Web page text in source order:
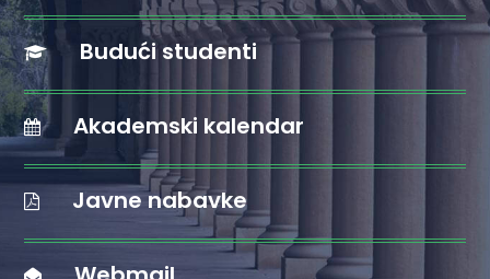
Budući studenti
Akademski kalendar
Javne nabavke